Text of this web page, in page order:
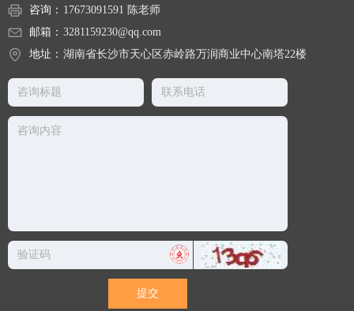
提交
咨询： 17673091591 陈老师
邮箱： 3281159230@qq.com
地址： 湖南省长沙市天心区赤岭路万润商业中心南塔22楼